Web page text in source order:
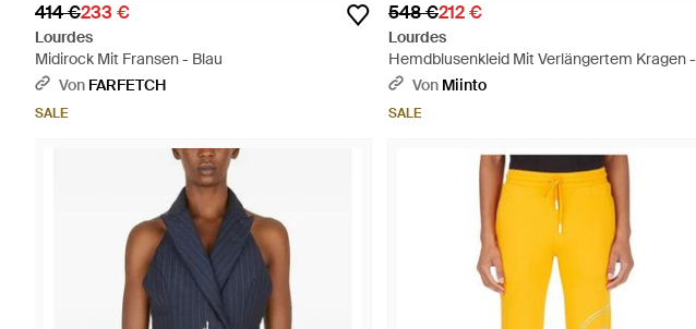
414 €233 €
Lourdes
Midirock Mit Fransen - Blau
Von FARFETCH
SALE
548 €212 €
Lourdes
Hemdblusenkleid Mit Verlängertem Kragen -
WeißVon Miinto
SALE